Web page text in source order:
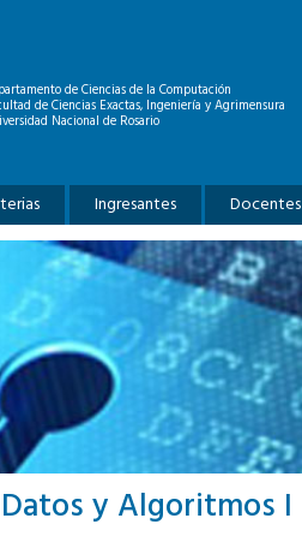
de Ciencias de la Computación
de Ciencias Exactas, Ingeniería y Agrimensura
Nacional de Rosario
Ingresantes Docentes
y Algoritmos I